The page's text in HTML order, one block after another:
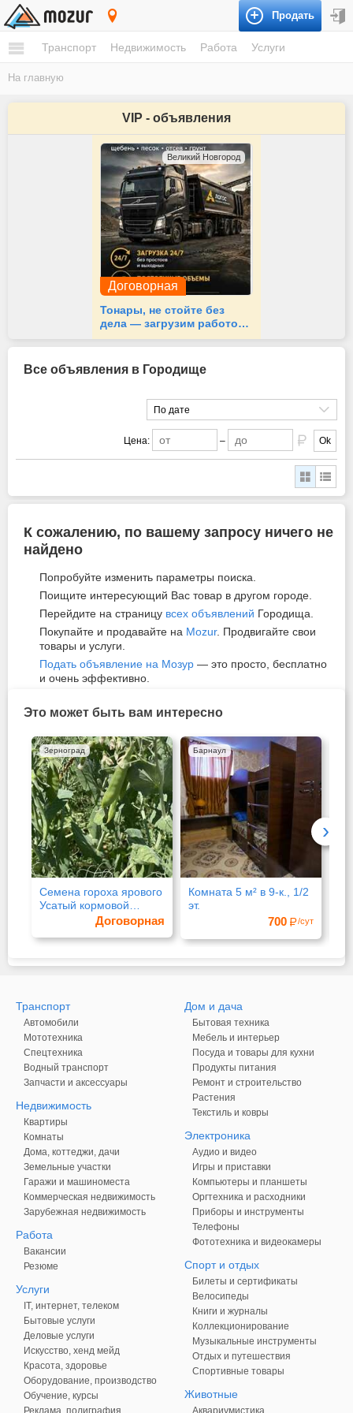
Продать
Транспорт Недвижимость Работа Услуги
На главную
VIP - объявления
Великий Новгород
Договорная
Тонары, не стойте без
дела — загрузим работой
24/7
Все объявления в Городище
По дате
Цена: – Ok
К сожалению, по вашему запросу ничего не
найдено
Попробуйте изменить параметры поиска.
Поищите интересующий Вас товар в другом городе.
Перейдите на страницу всех объявлений Городища.
Покупайте и продавайте на Mozur. Продвигайте свои
товары и услуги.
Подать объявление на Мозур — это просто, бесплатно
и очень эффективно.
Это может быть вам интересно
Семена гороха ярового
Усатый кормовой
Аксайский 7Договорная
Зерноград
Комната 5 м² в 9-к., 1/2
эт.
700 /сут
Барнаул
›
Транспорт
Автомобили
Мототехника
Спецтехника
Водный транспорт
Запчасти и аксессуары
Недвижимость
Квартиры
Комнаты
Дома, коттеджи, дачи
Земельные участки
Гаражи и машиноместа
Коммерческая недвижимость
Зарубежная недвижимость
Работа
Вакансии
Резюме
Услуги
IT, интернет, телеком
Бытовые услуги
Деловые услуги
Искусство, хенд мейд
Красота, здоровье
Оборудование, производство
Обучение, курсы
Реклама, полиграфия
Дом и дача
Бытовая техника
Мебель и интерьер
Посуда и товары для кухни
Продукты питания
Ремонт и строительство
Растения
Текстиль и ковры
Электроника
Аудио и видео
Игры и приставки
Компьютеры и планшеты
Оргтехника и расходники
Приборы и инструменты
Телефоны
Фототехника и видеокамеры
Спорт и отдых
Билеты и сертификаты
Велосипеды
Книги и журналы
Коллекционирование
Музыкальные инструменты
Отдых и путешествия
Спортивные товары
Животные
Аквариумистика